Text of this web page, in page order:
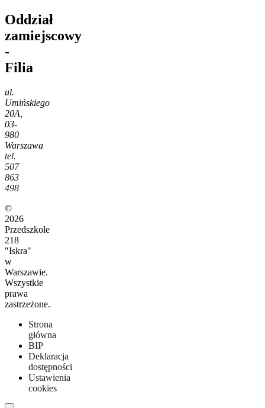
Oddział
zamiejscowy
-
Filia
ul.
Umińskiego
20A,
03-
980
Warszawa
tel.
507
863
498
©
2026
Przedszkole
218
"Iskra"
w
Warszawie.
Wszystkie
prawa
zastrzeżone.
Strona
główna
BIP
Deklaracja
dostępności
Ustawienia
cookies